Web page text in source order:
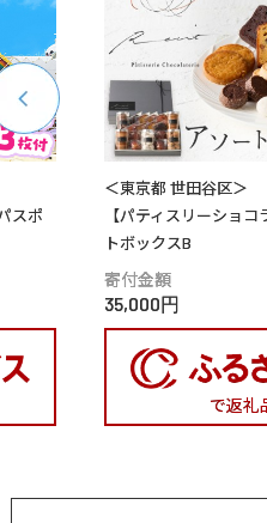
スポ
＜東京都 世田谷区＞
【パティスリーショ
トボックスB
寄付金額
35,000円
で返礼